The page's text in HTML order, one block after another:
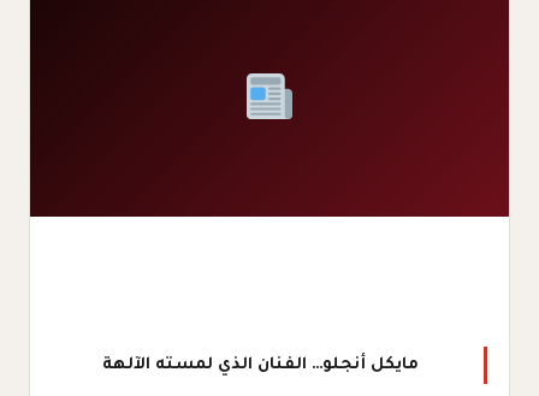
مايكل أنجلو… الفنان الذي لمسته الآلهة